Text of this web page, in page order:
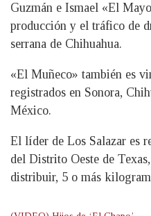
Guzmán e Ismael «El
producción y el tráfico de
serrana de Chihuahua.
«El Muñeco» también es
registrados en Sonora,
México.
El líder de Los Salazar es
del Distrito Oeste de
distribuir, 5 o más